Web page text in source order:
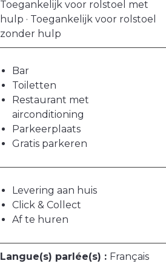
Toegankelijk voor rolstoel met
hulp · Toegankelijk voor rolstoel
zonder hulp
Bar
Toiletten
Restaurant met
airconditioning
Parkeerplaats
Gratis parkeren
Levering aan huis
Click & Collect
Af te huren
Langue(s) parlée(s) : Français